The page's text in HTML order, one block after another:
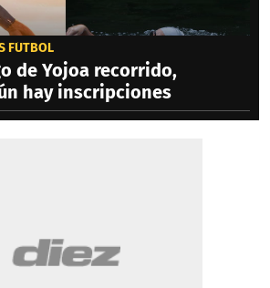
FÚTBOL
de Yojoa recorrido,
hay inscripciones